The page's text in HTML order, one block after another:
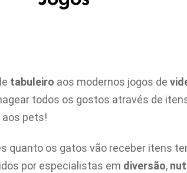
tabuleiro aos modernos jogos de
todos os gostos através de
aos pets!
quanto os gatos vão receber itens
por especialistas em diversão,